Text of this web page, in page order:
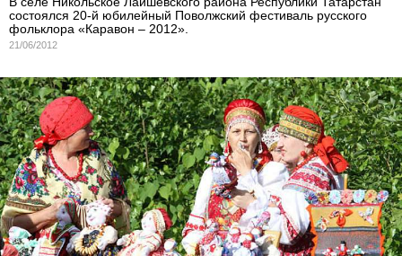
состоялся 20-й юбилейный Поволжский фестиваль русского
фольклора «Каравон – 2012».
21/06/2012